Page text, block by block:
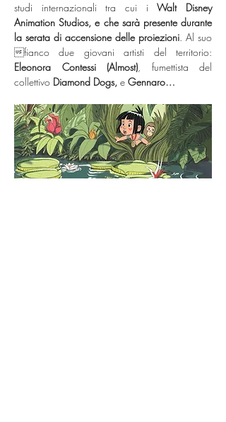
studi internazionali tra cui i Walt Disney
Animation Studios, e che sarà presente durante
la serata di accensione delle proiezioni. Al suo
Eleonora Contessi (Almost), fumettista del
collettivo Diamond Dogs, e Gennaro…